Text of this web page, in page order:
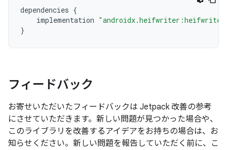
dependencies {
implementation
}
フィードバック
お寄せいただいたフィードバックは Jetpack 改善の参考
にさせていただきます。新しい問題が見つかった場合や、
このライブラリを改善するアイデアをお持ちの場合は、お
知らせください。新しい問題を報告していただく前に、こ